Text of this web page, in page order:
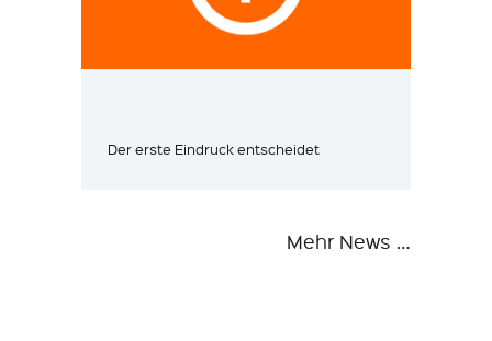
Der erste Eindruck entscheidet
Mehr News …